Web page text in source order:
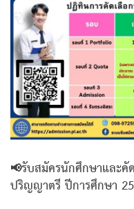
📢รับสมัครนักศึกษาและคั
ปริญญาตรี ปีการศึกษา